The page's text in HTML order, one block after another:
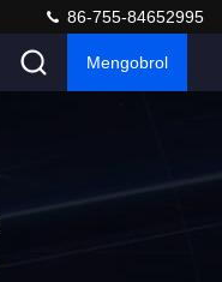
86-755-84652995
Mengobrol